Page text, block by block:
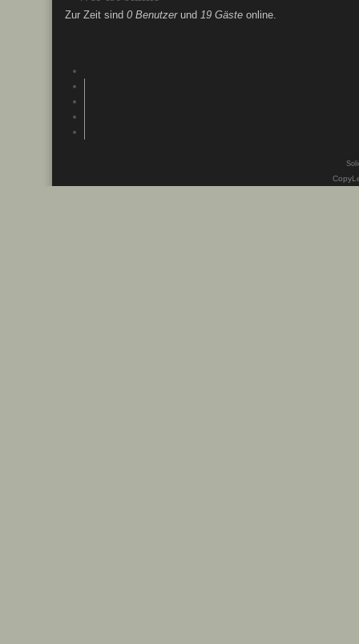
Zur Zeit sind 0 Benutzerund 19 Gäste online.